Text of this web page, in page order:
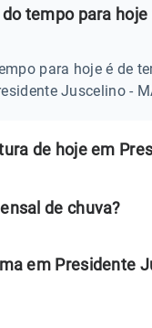
tempo para
para hoje é de
Juscelino -
de hoje em
de chuva?
em Presidente